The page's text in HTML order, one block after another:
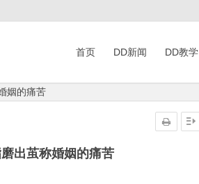
首页 DD新闻 DD教学
姻的痛苦
出茧称婚姻的痛苦